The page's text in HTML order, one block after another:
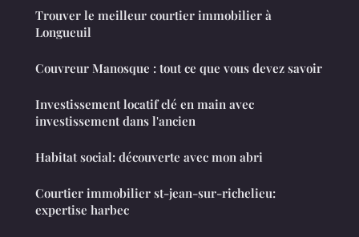
Trouver le meilleur courtier immobilier à
Longueuil
Couvreur Manosque : tout ce que vous devez savoir
Investissement locatif clé en main avec
investissement dans l'ancien
Habitat social: découverte avec mon abri
Courtier immobilier st-jean-sur-richelieu:
expertise harbec